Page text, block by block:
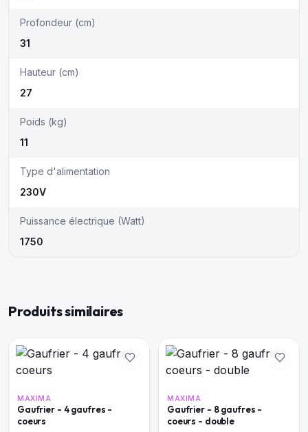
Profondeur (cm)
31
Hauteur (cm)
27
Poids (kg)
11
Type d'alimentation
230V
Puissance électrique (Watt)
1750
Produits similaires
MAXIMA
Gaufrier - 4 gaufres -
coeurs
MAXIMA
Gaufrier - 8 gaufres -
coeurs - double